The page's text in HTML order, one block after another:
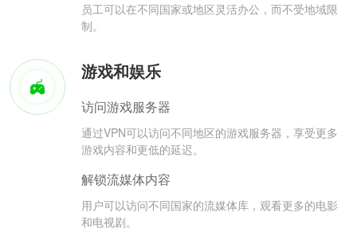
员工可以在不同国家或地区灵活办公，而不受地域限
制。
游戏和娱乐
访问游戏服务器
通过VPN可以访问不同地区的游戏服务器，享受更多
游戏内容和更低的延迟。
解锁流媒体内容
用户可以访问不同国家的流媒体库，观看更多的电影
和电视剧。